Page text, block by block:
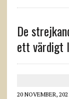
De
ett värdigt
20 NOVEMBER,